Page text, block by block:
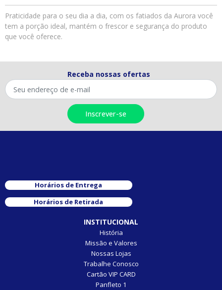
Praticidade para o seu dia a dia, com os fatiados da Aurora você
tem a porção ideal, mantém o frescor e segurança do produto
que você oferece.
Receba nossas ofertas
Horários de Entrega
Horários de Retirada
INSTITUCIONAL
História
Missão e Valores
Nossas Lojas
Trabalhe Conosco
Cartão VIP CARD
Panfleto 1